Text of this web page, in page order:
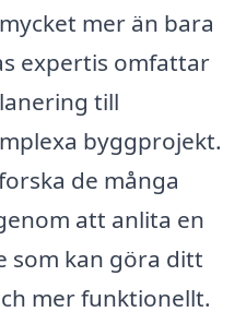
mer än bara
expertis omfattar
till
byggprojekt.
de många
att anlita en
som kan göra ditt
mer funktionellt.